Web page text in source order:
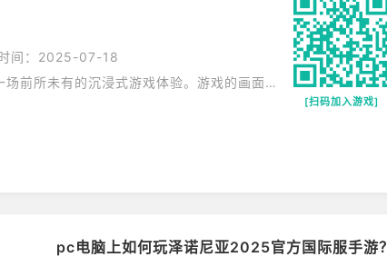
间：2025-07-18
《泽诺尼亚》为玩家带来了一场前所未有的沉浸式游戏体验。游戏的画面风格独特，将现代科技与未来元素完美融合，营造出了一个极具视觉冲击力的游戏世界。在这个世界中，玩家可以自由探索各种不同的场景，从繁华的未来都市到神秘的外星遗迹，每一个角落都充满了惊喜和挑战。游戏的玩法丰富多样，除了精彩的战斗系统外，还有丰富的角色扮演元素。玩家可以自由选择角色的技能和装备，打造属于自己的独特角色。此外，游戏还拥有庞大的世界观和丰富的剧情任务，玩家在完成任务的过程中，不仅可以获得丰厚的奖励，还能深入了解游戏的故事背景和角色设定。无论是画面、玩法还是剧情，《泽诺尼亚》都堪称一流，它将带你进入一个充满奇幻与冒险的未来世界，让你尽情享受游戏的乐趣。
[扫码加入游戏]
pc电脑上如何玩泽诺尼亚2025官方国际服手游？